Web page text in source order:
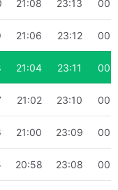
21:08 23:13
21:06 23:12
21:04 23:11
21:02 23:10
21:00 23:09
20:58 23:08